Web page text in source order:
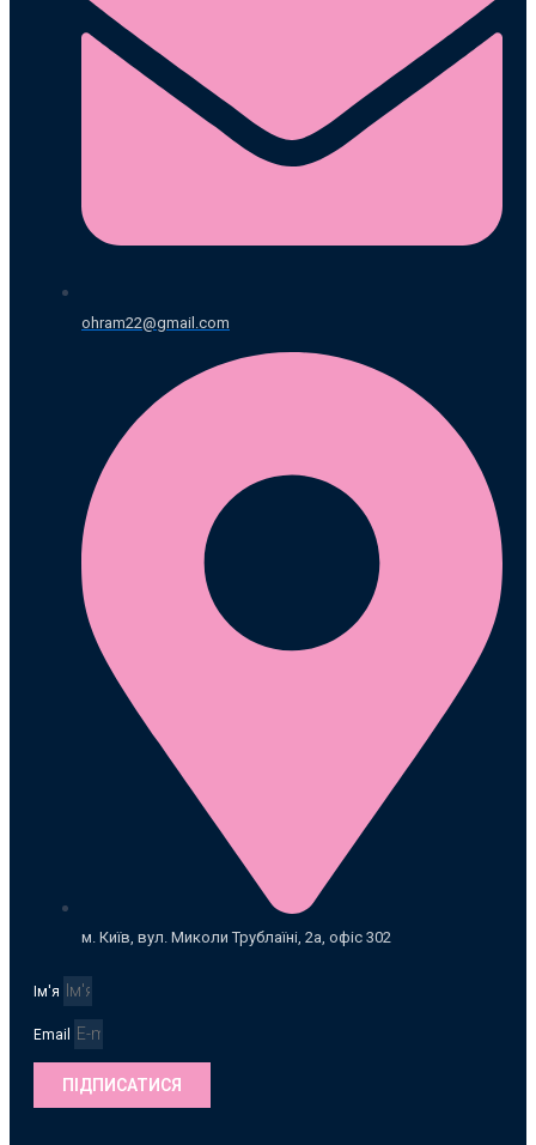
ohram22@gmail.com
м. Київ, вул. Миколи Трублаїні, 2а, офіс 302
Ім'я
Email
ПІДПИСАТИСЯ